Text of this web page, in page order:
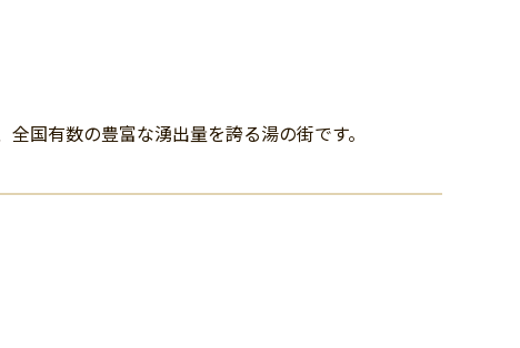
国有数の豊富な湧出量を誇る湯の街です。